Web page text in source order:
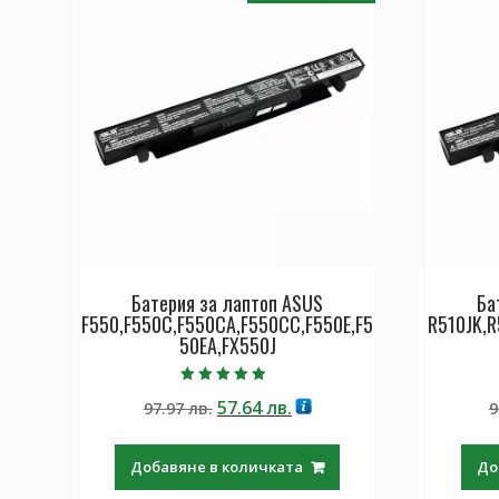
Батерия за лаптоп ASUS
F550,F550C,F550CA,F550CC,F550E,F5
50EA,FX550J
4.50
от 5
97.97лв. Original
97.97 лв..
57.64лв.Текущата
57.64 лв..
Добавяне в количката